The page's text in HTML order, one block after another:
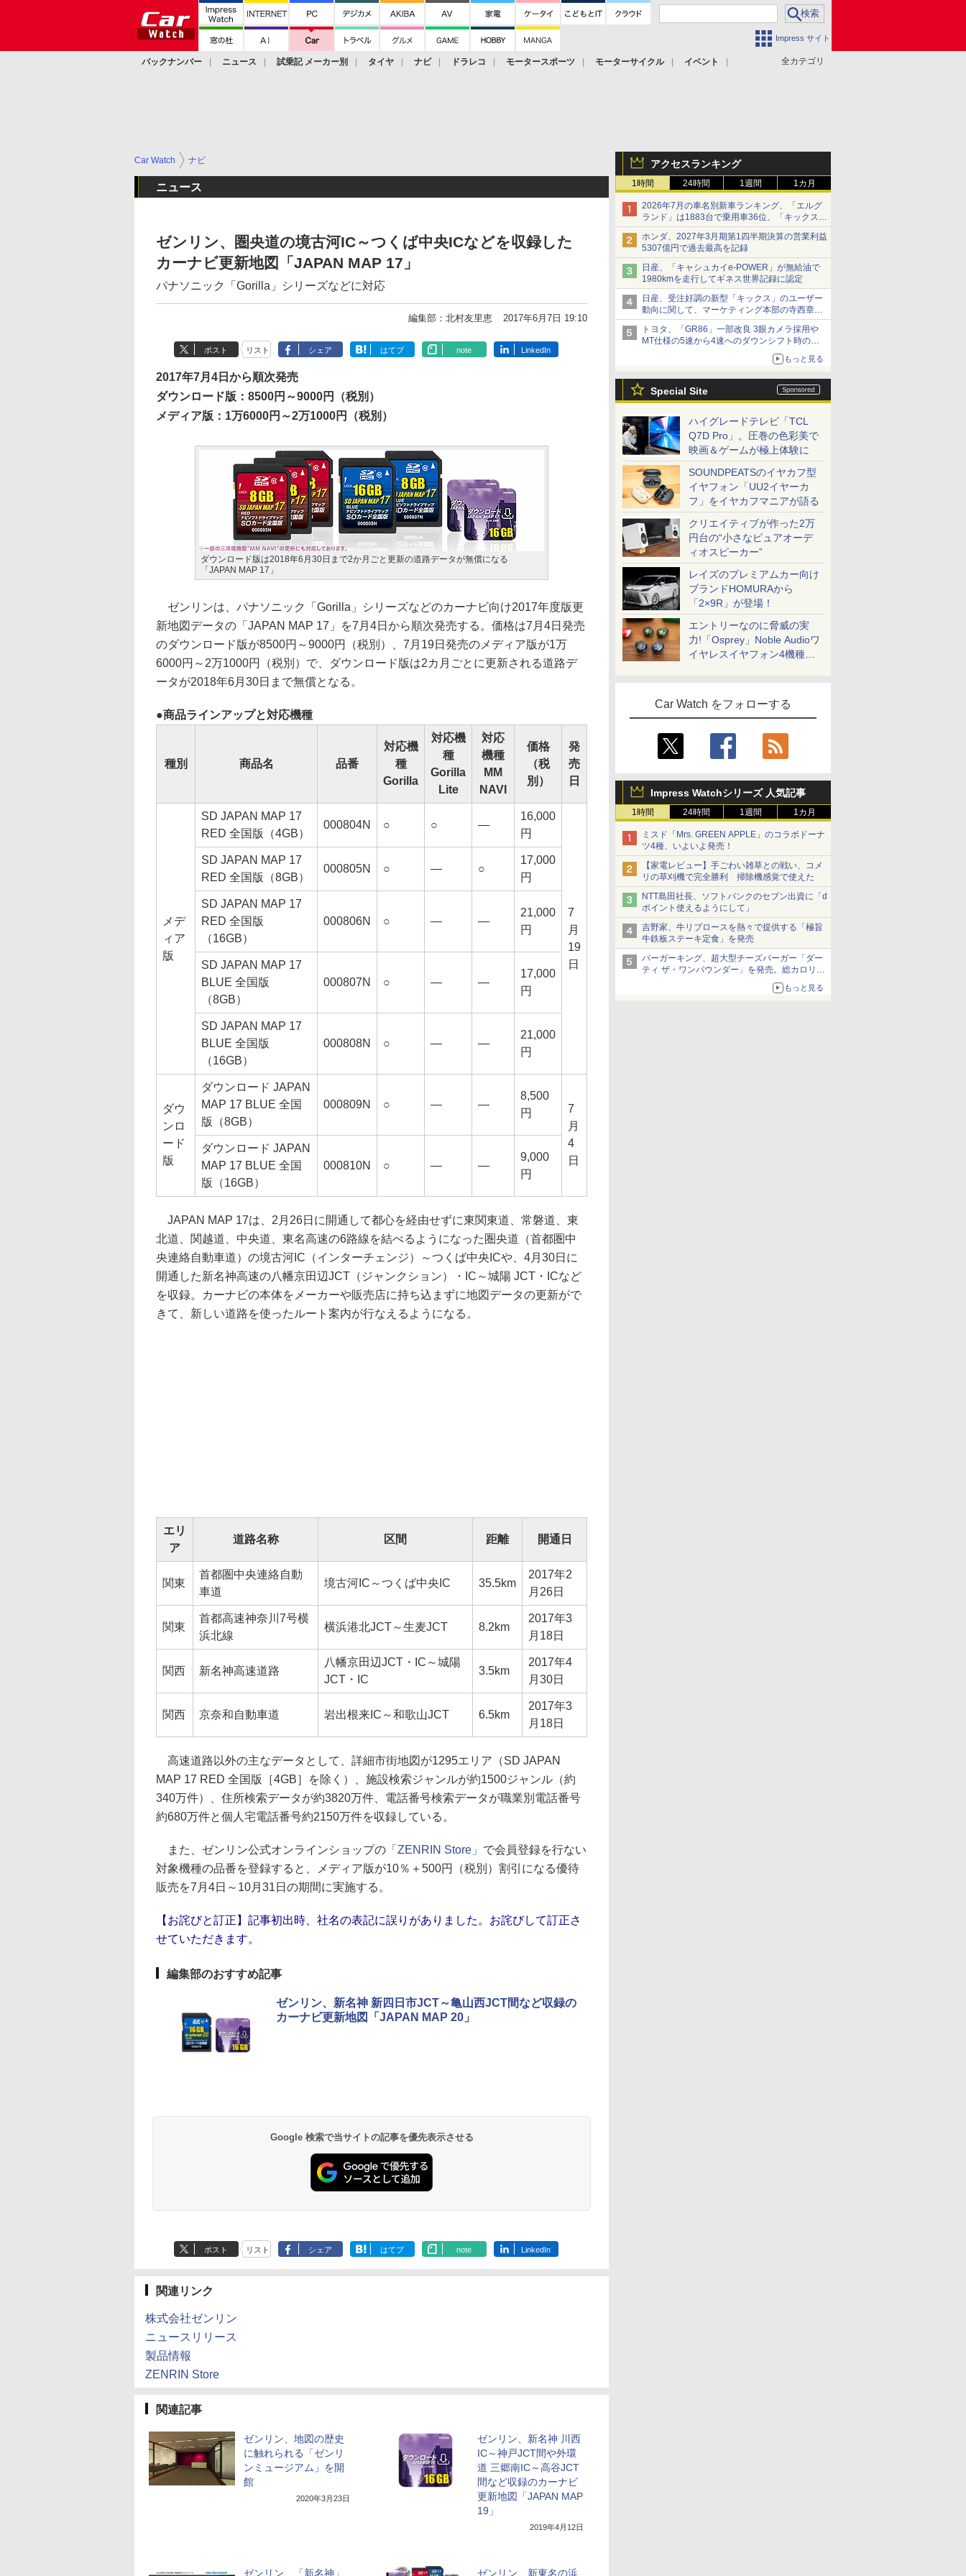
Impress サイト
全カテゴリ
バックナンバー ニュース 試乗記 メーカー別 タイヤ ナビ ドラレコ モータースポーツ モーターサイクル
イベント
アクセスランキング
1時間 24時間 1週間 1カ月
2026年7月の車名別新車ランキング、「エルグ
ランド」は1883台で乗用車36位、「キックス」
は2591台で27位に
ホンダ、2027年3月期第1四半期決算の営業利益
5307億円で過去最高を記録
日産、「キャシュカイe-POWER」が無給油で
1980kmを走行してギネス世界記録に認定
日産、受注好調の新型「キックス」のユーザー
動向に関して、マーケティング本部の寺西章氏
が解説
トヨタ、「GR86」一部改良 3眼カメラ採用や
MT仕様の5速から4速へのダウンシフト時の操
もっと見る
Special Site
ハイグレードテレビ「TCL
Q7D Pro」。圧巻の色彩美で
映画＆ゲームが極上体験に
SOUNDPEATSのイヤカフ型
イヤフォン「UU2イヤーカ
フ」をイヤカフマニアが語る
クリエイティブが作った2万
円台の“小さなピュアオーデ
ィオスピーカー”
レイズのプレミアムカー向け
ブランドHOMURAから
「2×9R」が登場！
エントリーなのに脅威の実
力!「Osprey」Noble Audioワ
イヤレスイヤフォン4機種を
Car Watch をフォローする
Impress Watchシリーズ 人気記事
1時間 24時間 1週間 1カ月
ミスド「Mrs. GREEN APPLE」のコラボドーナ
ツ4種、いよいよ発売！
【家電レビュー】手ごわい雑草との戦い、コメ
リの草刈機で完全勝利 掃除機感覚で使えた
NTT島田社長、ソフトバンクのセブン出資に「d
ポイント使えるようにして」
吉野家、牛リブロースを熱々で提供する「極旨
牛鉄板ステーキ定食」を発売
バーガーキング、超大型チーズバーガー「ダー
ティ ザ・ワンパウンダー」を発売。総カロリー
もっと見る
Car Watch ナビ
ニュース
ゼンリン、圏央道の境古河IC～つくば中央ICなどを収録した
カーナビ更新地図「JAPAN MAP 17」
パナソニック「Gorilla」シリーズなどに対応
編集部：北村友里恵 2017年6月7日 19:10
ポスト リスト シェア はてブ note LinkedIn
2017年7月4日から順次発売
ダウンロード版：8500円～9000円（税別）
メディア版：1万6000円～2万1000円（税別）
ダウンロード版は2018年6月30日まで2か月ごと更新の道路データが無償になる
「JAPAN MAP 17」
ゼンリンは、パナソニック「Gorilla」シリーズなどのカーナビ向け2017年度版更
新地図データの「JAPAN MAP 17」を7月4日から順次発売する。価格は7月4日発売
のダウンロード版が8500円～9000円（税別）、7月19日発売のメディア版が1万
6000円～2万1000円（税別）で、ダウンロード版は2カ月ごとに更新される道路デ
ータが2018年6月30日まで無償となる。
商品ラインアップと対応機種
種別 商品名 品番
対応機
種
Gorilla
対応機
種
Gorilla
Lite
対応
機種
MM
NAVI
価格
（税
別）
発
売
日
メデ
ィア
版
SD JAPAN MAP 17
RED 全国版（4GB）
000804N ○ ○ ―
16,000
円
7
月
19
日
SD JAPAN MAP 17
RED 全国版（8GB）
000805N ○ ― ○
17,000
円
SD JAPAN MAP 17
RED 全国版
（16GB）
000806N ○ ― ―
21,000
円
SD JAPAN MAP 17
BLUE 全国版
（8GB）
000807N ○ ― ―
17,000
円
SD JAPAN MAP 17
BLUE 全国版
（16GB）
000808N ○ ― ―
21,000
円
ダウ
ンロ
ード
版
ダウンロード JAPAN
MAP 17 BLUE 全国
版（8GB）
000809N ○ ― ―
8,500
円
7
月
4
日
ダウンロード JAPAN
MAP 17 BLUE 全国
版（16GB）
000810N ○ ― ―
9,000
円
JAPAN MAP 17は、2月26日に開通して都心を経由せずに東関東道、常磐道、東
北道、関越道、中央道、東名高速の6路線を結べるようになった圏央道（首都圏中
央連絡自動車道）の境古河IC（インターチェンジ）～つくば中央ICや、4月30日に
開通した新名神高速の八幡京田辺JCT（ジャンクション）・IC～城陽 JCT・ICなど
を収録。カーナビの本体をメーカーや販売店に持ち込まずに地図データの更新がで
きて、新しい道路を使ったルート案内が行なえるようになる。
エリ
ア
道路名称 区間 距離 開通日
関東
首都圏中央連絡自動
車道
境古河IC～つくば中央IC 35.5km
2017年2
月26日
関東
首都高速神奈川7号横
浜北線
横浜港北JCT～生麦JCT 8.2km
2017年3
月18日
関西 新名神高速道路
八幡京田辺JCT・IC～城陽
JCT・IC
3.5km
2017年4
月30日
関西 京奈和自動車道 岩出根来IC～和歌山JCT 6.5km
2017年3
月18日
高速道路以外の主なデータとして、詳細市街地図が1295エリア（SD JAPAN
MAP 17 RED 全国版［4GB］を除く）、施設検索ジャンルが約1500ジャンル（約
340万件）、住所検索データが約3820万件、電話番号検索データが職業別電話番号
約680万件と個人宅電話番号約2150万件を収録している。
また、ゼンリン公式オンラインショップの 「ZENRIN Store」 で会員登録を行ない
対象機種の品番を登録すると、メディア版が10％＋500円（税別）割引になる優待
販売を7月4日～10月31日の期間に実施する。
【お詫びと訂正】記事初出時、社名の表記に誤りがありました。お詫びして訂正さ
せていただきます。
編集部のおすすめ記事
ゼンリン、新名神 新四日市JCT～亀山西JCT間など収録の
カーナビ更新地図「JAPAN MAP 20」
Google 検索で当サイトの記事を優先表示させる
ポスト リスト シェア はてブ note LinkedIn
関連リンク
株式会社ゼンリン
ニュースリリース
製品情報
ZENRIN Store
関連記事
ゼンリン、地図の歴史
に触れられる「ゼンリ
ンミュージアム」を開
館
2020年3月23日
ゼンリン、新名神 川西
IC～神戸JCT間や外環
道 三郷南IC～高谷JCT
間など収録のカーナビ
更新地図「JAPAN MAP
19」
2019年4月12日
ゼンリン、「新名神」 ゼンリン、新東名の浜